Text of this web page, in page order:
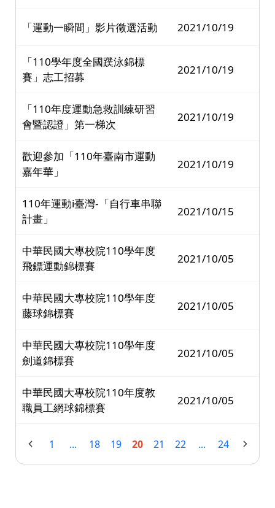
「運動一瞬間」影片徵選活動 2021/10/19
「110學年度全國蹼泳錦標
賽」志工招募
2021/10/19
「110年度運動急救訓練研習
會暨認證」第一梯次
2021/10/19
歡迎參加「110年臺南市運動
嘉年華」
2021/10/19
110年運動i臺灣-「自行車串聯
計畫」
2021/10/15
中華民國大專校院110學年度
飛鏢運動錦標賽
2021/10/05
中華民國大專校院110學年度
藤球錦標賽
2021/10/05
中華民國大專校院110學年度
劍道錦標賽
2021/10/05
中華民國大專校院110年度教
職員工網球錦標賽
2021/10/05
1 ... 18 19 20 21 22 ... 24